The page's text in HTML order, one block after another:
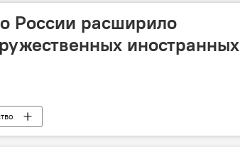
России расширило
иностранных